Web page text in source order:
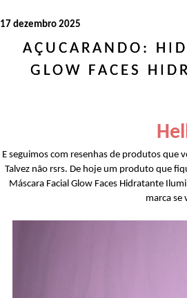
17 dezembro 2025
AÇUCARANDO:
GLOW FACES
E seguimos com resenhas de produtos que
Talvez não rsrs. De hoje um produto que
Máscara Facial Glow Faces Hidratante
marca se